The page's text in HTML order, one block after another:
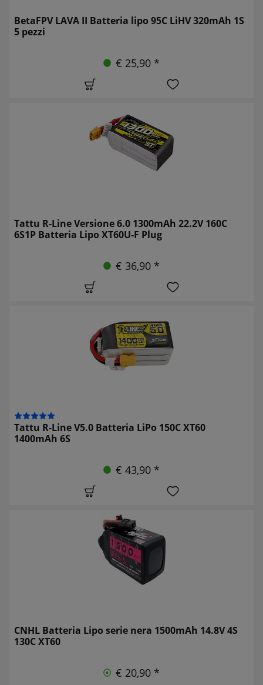
BetaFPV LAVA II Batteria lipo 95C LiHV 320mAh 1S
5 pezzi
€ 25,90 *
Tattu R-Line Versione 6.0 1300mAh 22.2V 160C
6S1P Batteria Lipo XT60U-F Plug
€ 36,90 *
Tattu R-Line V5.0 Batteria LiPo 150C XT60
1400mAh 6S
€ 43,90 *
CNHL Batteria Lipo serie nera 1500mAh 14.8V 4S
130C XT60
€ 20,90 *